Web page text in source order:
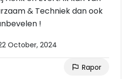
& Techniek dan ook
!
October, 2024
Rapor